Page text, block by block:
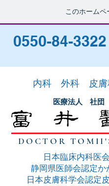
このホームペ
0550-84-3322
内科 外科 皮膚
医療法人 社団
DOCTOR
日本臨床内科医
静岡県医師会認定か
日本皮膚科学会認定